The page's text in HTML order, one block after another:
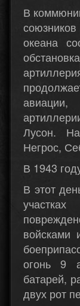
В
океана
Лусон.
Негрос,
В 1943
В этот
войсками
огонь 9
батарей,
двух рот